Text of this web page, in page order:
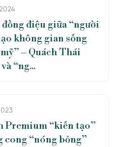
điệu giữa “người
không gian sống
– Quách Thái
“ng...
Premium “kiến tạo”
cong “nóng bỏng”